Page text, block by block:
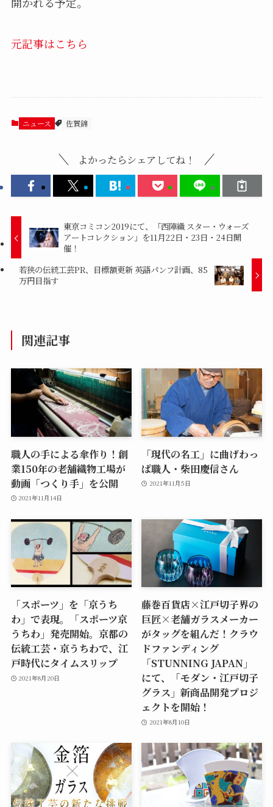
元記事はこちら
ニュース 佐賀錦
よかったらシェアしてね！
東京コミコン2019にて、「西陣織 スター・ウォーズ
アートコレクション」を11月22日・23日・24日開
催！
若狭の伝統工芸PR、目標額更新 英語パンフ計画、85
万円目指す
関連記事
職人の手による傘作り！創
業150年の老舗織物工場が
動画「つくり手」を公開
2021年11月14日
「現代の名工」に曲げわっ
ぱ職人・柴田慶信さん
2021年11月5日
「スポーツ」を「京うち
わ」で表現。「スポーツ京
うちわ」発売開始。京都の
伝統工芸・京うちわで、江
戸時代にタイムスリップ
2021年8月20日
藤巻百貨店×江戸切子界の
巨匠×老舗ガラスメーカー
がタッグを組んだ！クラウ
ドファンディング
「STUNNING JAPAN」
にて、「モダン・江戸切子
グラス」新商品開発プロジ
ェクトを開始！
2021年8月10日